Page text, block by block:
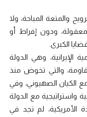
والمتعة المباحة، ولا
ودون إفراط أو
الكبرى.
الإيرانية، وهي الدولة
والتي تخوض منذ
الكيان الصهيوني، وفي
مع الدولة
الأمريكية، لم تجد في